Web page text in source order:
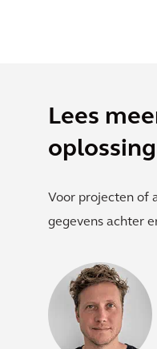
Lees
oplossing
Voor projecten of
gegevens achter